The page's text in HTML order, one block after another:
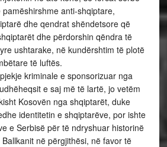
anti-shqiptare,
dhe qendrat shëndetsore që
dhe përdorshin qëndra të
ushtarake, në kundërshtim të plotë
të luftës.
kriminale e sponsorizuar nga
e saj më të lartë, jo vetëm
Kosovën nga shqiptarët, duke
identitetin e shqiptarëve, por ishte
e Serbisë për të ndryshuar historinë
në përgjithësi, në favor të